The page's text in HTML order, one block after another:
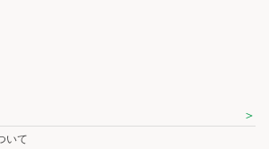
いて